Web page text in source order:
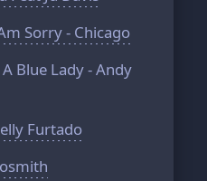
Sorry - Chicago
Blue Lady - Andy
Furtado